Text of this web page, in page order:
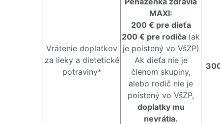
Vrátenie doplatkov
za lieky a dietetické
potraviny*
MAXI:
200 € pre dieťa
200 € pre rodiča (ak
je poistený vo VšZP)
Ak dieťa nie je
členom skupiny,
alebo rodič nie je
poistený vo VšZP,
doplatky mu
nevrátia.